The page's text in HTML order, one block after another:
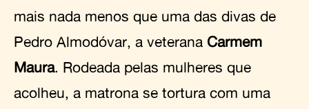
mais nada menos que uma das divas de
Pedro Almodóvar, a veterana Carmem
Maura. Rodeada pelas mulheres que
acolheu, a matrona se tortura com uma